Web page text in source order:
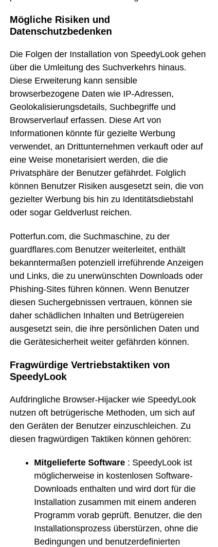
Mögliche Risiken und
Datenschutzbedenken
Die Folgen der Installation von SpeedyLook gehen
über die Umleitung des Suchverkehrs hinaus.
Diese Erweiterung kann sensible
browserbezogene Daten wie IP-Adressen,
Geolokalisierungsdetails, Suchbegriffe und
Browserverlauf erfassen. Diese Art von
Informationen könnte für gezielte Werbung
verwendet, an Drittunternehmen verkauft oder auf
eine Weise monetarisiert werden, die die
Privatsphäre der Benutzer gefährdet. Folglich
können Benutzer Risiken ausgesetzt sein, die von
gezielter Werbung bis hin zu Identitätsdiebstahl
oder sogar Geldverlust reichen.
Potterfun.com, die Suchmaschine, zu der
guardflares.com Benutzer weiterleitet, enthält
bekanntermaßen potenziell irreführende Anzeigen
und Links, die zu unerwünschten Downloads oder
Phishing-Sites führen können. Wenn Benutzer
diesen Suchergebnissen vertrauen, können sie
daher schädlichen Inhalten und Betrügereien
ausgesetzt sein, die ihre persönlichen Daten und
die Gerätesicherheit weiter gefährden können.
Fragwürdige Vertriebstaktiken von
SpeedyLook
Aufdringliche Browser-Hijacker wie SpeedyLook
nutzen oft betrügerische Methoden, um sich auf
den Geräten der Benutzer einzuschleichen. Zu
diesen fragwürdigen Taktiken können gehören:
Mitgelieferte Software : SpeedyLook ist
möglicherweise in kostenlosen Software-
Downloads enthalten und wird dort für die
Installation zusammen mit einem anderen
Programm vorab geprüft. Benutzer, die den
Installationsprozess überstürzen, ohne die
Bedingungen und benutzerdefinierten